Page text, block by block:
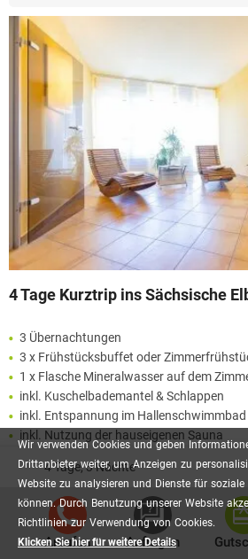
Wir verwenden Cookies und geben
Drittanbieter weiter, um Anzeigen zu
Website zu analysieren und Dienste für soziale
können. Durch Benutzung unserer Website
Richtlinien zur Verwendung von Cookies.
Klicken Sie hier für weitere Details
4 Tage, 3 Nächte
Anrufen Anfragen
4 Tage Kurztrip ins Sächsische
3 Übernachtungen
3 x Frühstücksbuffet oder
1 x Flasche Mineralwasser auf dem
inkl. Kuschelbademantel & Schlappen
inkl. Entspannung im Hallenschwimmbad
inkl. Nutzung der hauseigenen Sauna
Mehr lesen
AB 231,00 €